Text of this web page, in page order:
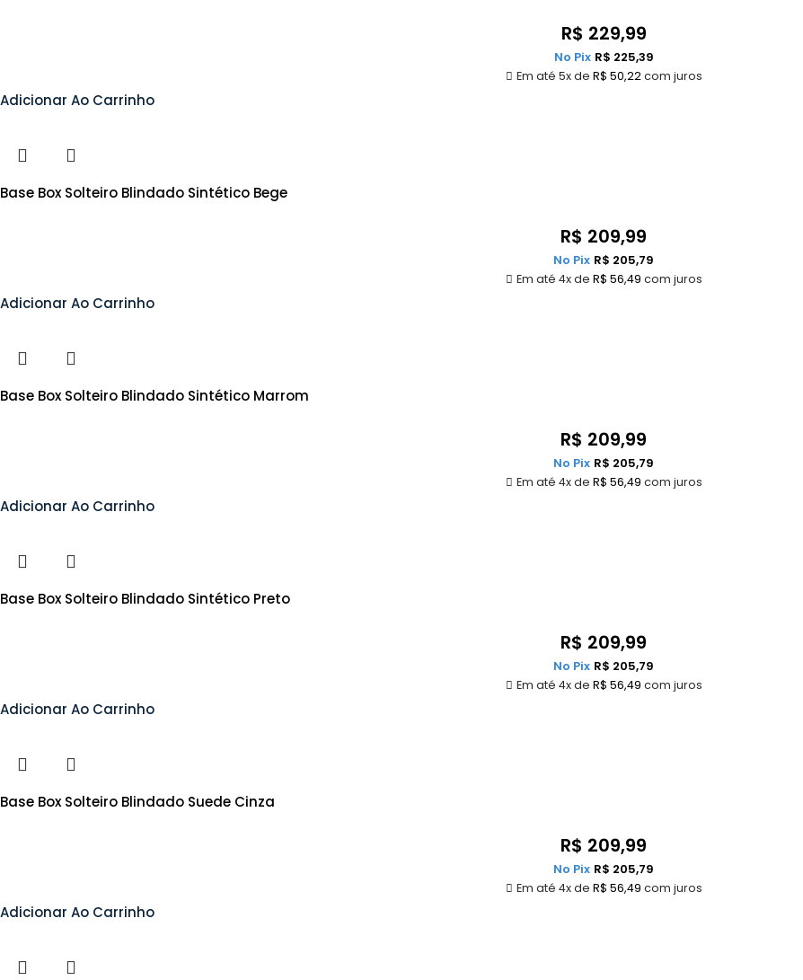
R$ 229,99
Em até 5x de R$ 50,22com juros
No Pix R$ 225,39
Adicionar Ao Carrinho
Base Box Solteiro Blindado Sintético Bege
R$ 209,99
Em até 4x de R$ 56,49 com juros
No Pix R$ 205,79
Adicionar Ao Carrinho
Base Box Solteiro Blindado Sintético Marrom
R$ 209,99
Em até 4x de R$ 56,49 com juros
No Pix R$ 205,79
Adicionar Ao Carrinho
Base Box Solteiro Blindado Sintético Preto
R$ 209,99
Em até 4x de R$ 56,49 com juros
No Pix R$ 205,79
Adicionar Ao Carrinho
Base Box Solteiro Blindado Suede Cinza
R$ 209,99
Em até 4x de R$ 56,49 com juros
No Pix R$ 205,79
Adicionar Ao Carrinho